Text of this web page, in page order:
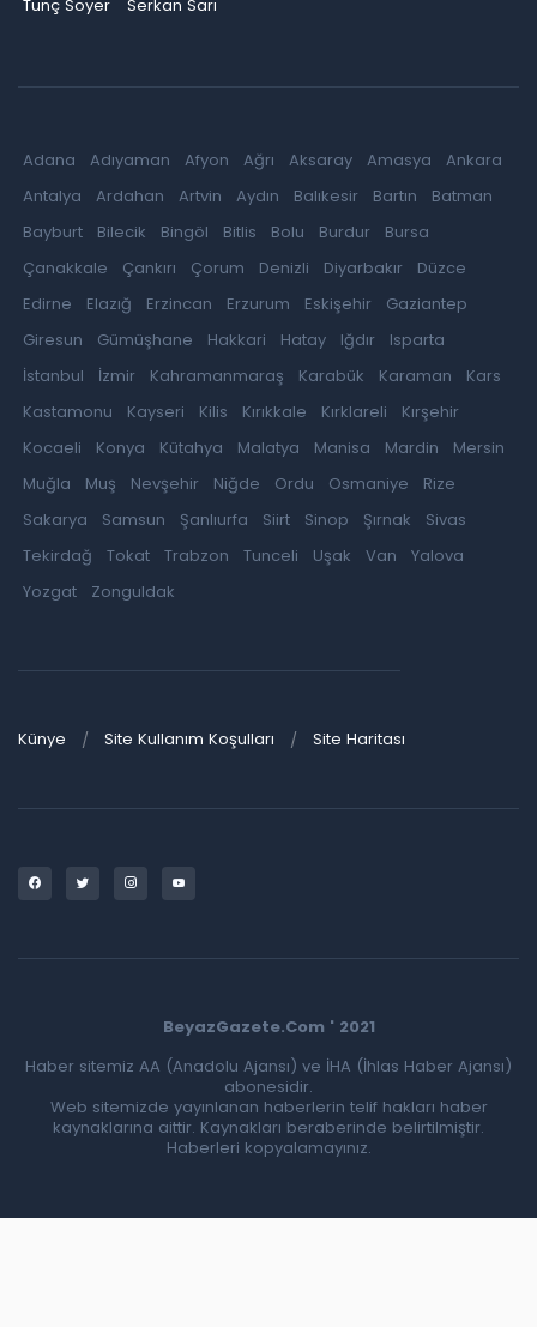
Tunç Soyer Serkan Sarı
Adana Adıyaman Afyon Ağrı Aksaray Amasya
Ankara
Antalya
Ardahan Artvin Aydın Balıkesir Bartın
Batman
Bayburt
Bilecik Bingöl Bitlis Bolu Burdur
Bursa
Çanakkale
Çankırı Çorum Denizli Diyarbakır
Düzce
Edirne
Elazığ Erzincan Erzurum Eskişehir
Gaziantep
Giresun
Gümüşhane Hakkari Hatay Iğdır
Isparta
İstanbul
İzmir Kahramanmaraş Karabük Karaman
Kars
Kastamonu
Kayseri Kilis Kırıkkale Kırklareli
Kırşehir
Kocaeli
Konya Kütahya Malatya Manisa Mardin
Mersin
Muğla
Muş Nevşehir Niğde Ordu Osmaniye
Rize
Sakarya
Samsun Şanlıurfa Siirt Sinop Şırnak
Sivas
Tekirdağ
Tokat Trabzon Tunceli Uşak Van
Yalova
Yozgat
Zonguldak
Künye Site Kullanım Koşulları Site Haritası
BeyazGazete.Com ' 2021
Haber sitemiz AA (Anadolu Ajansı) ve İHA (İhlas Haber Ajansı)
abonesidir.
Web sitemizde yayınlanan haberlerin telif hakları haber
kaynaklarına aittir. Kaynakları beraberinde belirtilmiştir.
Haberleri kopyalamayınız.